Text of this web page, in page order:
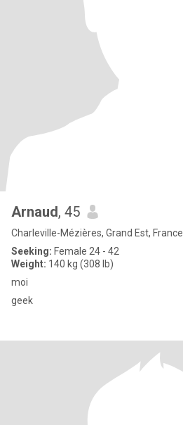
Arnaud, 45
Charleville-Mézières, Grand Est, France
Seeking: Female 24 - 42
Weight: 140 kg (308 lb)
moi
geek